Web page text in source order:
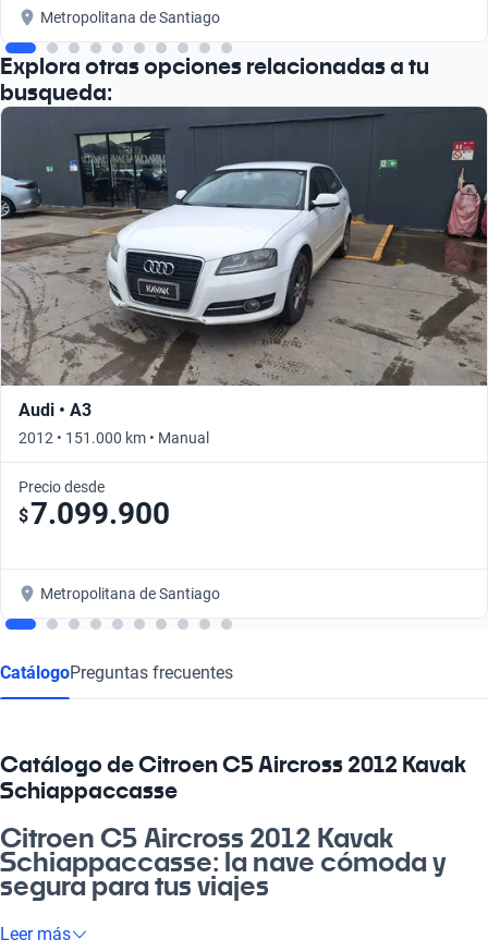
Metropolitana de Santiago
Explora otras opciones relacionadas a tu
busqueda:
Audi • A3
2012 • 151.000 km • Manual
Precio desde
$7.099.900
Metropolitana de Santiago
CatálogoPreguntas frecuentes
Catálogo de Citroen C5 Aircross 2012 Kavak
Schiappaccasse
Citroen C5 Aircross 2012 Kavak
Schiappaccasse: la nave cómoda y
segura para tus viajes
Oye, si buscas un auto que se adapte a tu vida a toda máquina,
Leer más